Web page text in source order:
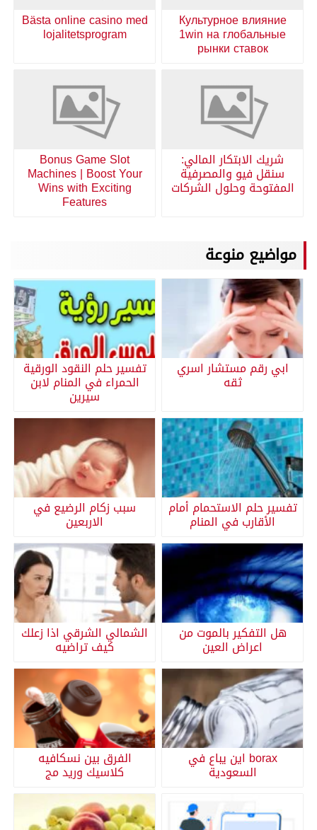
Культурное влияние
1win на глобальные
рынки ставок
Bästa online casino med
lojalitetsprogram
شريك الابتكار المالي:
سنقل فيو والمصرفية
المفتوحة وحلول الشركات
Bonus Game Slot
Machines | Boost Your
Wins with Exciting
Features
مواضيع منوعة
ابي رقم مستشار اسري
ثقه
تفسير حلم النقود الورقية
الحمراء في المنام لابن
سيرين
تفسير حلم الاستحمام أمام
الأقارب في المنام
سبب زكام الرضيع في
الاربعين
هل التفكير بالموت من
اعراض العين
الشمالي الشرقي اذا زعلك
كيف تراضيه
borax اين يباع في
السعودية
الفرق بين نسكافيه
كلاسيك وريد مج